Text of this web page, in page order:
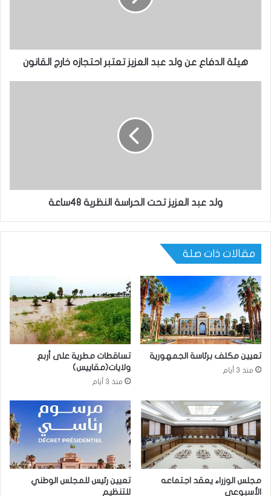
هيئة الدفاع عن ولد عبد العزيز تعتبر احتجازه خارج القانون
ولد عبد العزيز تحت الحراسة النظرية 48ساعة
مقالات ذات صلة
تعيين مكلف برئاسة الجمهورية
منذ 3 أيام
تساقطات مطرية على أربع
ولايات(مقاييس)
منذ 3 أيام
مجلس الوزراء يعقد اجتماعه
الأسبوعي
تعيين رئيس للمجلس الوطني
للتنظيم